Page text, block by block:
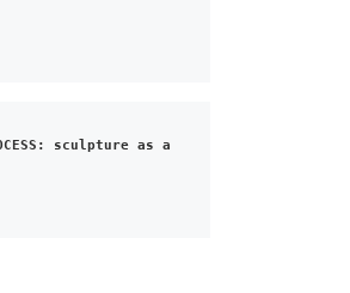
sculpture as a